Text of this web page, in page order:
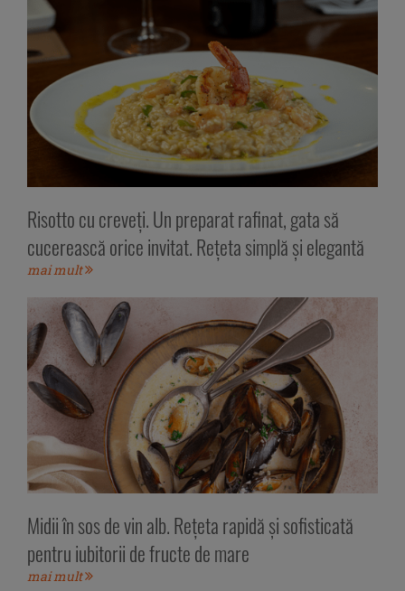
Risotto cu creveți. Un preparat rafinat, gata să
cucerească orice invitat. Rețeta simplă și elegantă
mai mult
Midii în sos de vin alb. Rețeta rapidă și sofisticată
pentru iubitorii de fructe de mare
mai mult